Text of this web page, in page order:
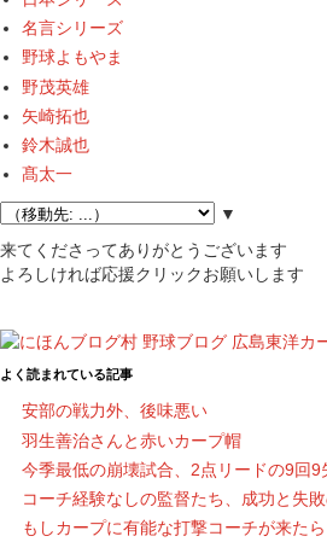
名言シリーズ
野球よもやま
野茂英雄
矢崎拓也
鈴木誠也
髙太一
▼
来てくださってありがとうございます
よろしければ応援クリックお願いします
よく読まれている記事
安部の戦力外、後味悪い
羽生善治さんと赤いカープ帽
今季最低の崩壊試合、2点リードの9回
コーチ経験なしの監督たち、成功と失
もしカープに有能な打撃コーチが来たら